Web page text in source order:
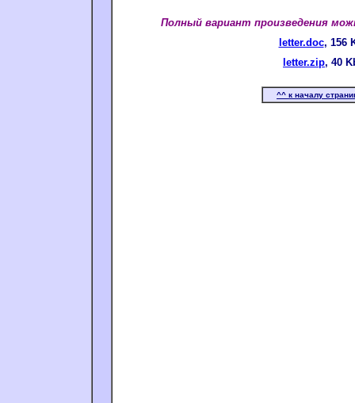
Полный вариант произведения
letter.doc, 156
letter.zip, 40
^^ к началу